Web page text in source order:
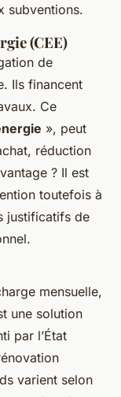
subventions.
(CEE)
de
Ils financent
Ce
», peut
réduction
? Il est
toutefois à
justificatifs de
mensuelle,
une solution
par l’État
varient selon